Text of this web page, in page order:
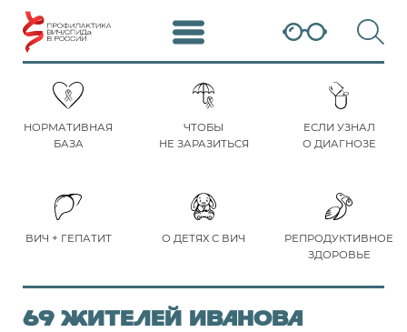
НОРМАТИВНАЯ
БАЗА
ЧТОБЫ
НЕ ЗАРАЗИТЬСЯ
ЕСЛИ УЗНАЛ
О ДИАГНОЗЕ
ВИЧ + ГЕПАТИТ О ДЕТЯХ С ВИЧ
РЕПРОДУКТИВНОЕ
ЗДОРОВЬЕ
69 жителей Иванова